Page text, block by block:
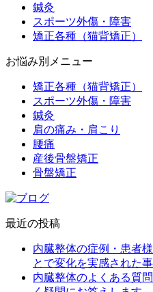
鍼灸
スポーツ外傷・障害
矯正各種（猫背矯正）
お悩み別メニュー
矯正各種（猫背矯正）
スポーツ外傷・障害
鍼灸
肩の痛み・肩こり
腰痛
産後骨盤矯正
骨盤矯正
最近の投稿
内臓整体の症例・患者
とで変化を実感された
内臓整体のよくある質